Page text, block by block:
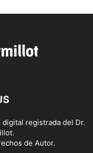
digital registrada del Dr.
de Autor.